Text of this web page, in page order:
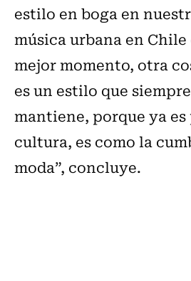
estilo en boga en
música urbana en Chile
mejor momento, otra
es un estilo que
mantiene, porque ya
cultura, es como la
moda”, concluye.